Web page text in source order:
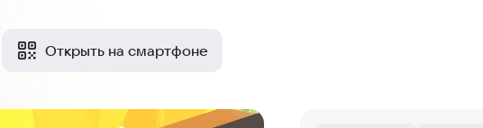
Открыть на смартфоне